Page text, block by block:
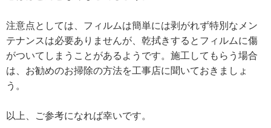
注意点としては、フィルムは簡単には剥がれず特別なメン
テナンスは必要ありませんが、乾拭きするとフィルムに傷
がついてしまうことがあるようです。施工してもらう場合
は、お勧めのお掃除の方法を工事店に聞いておきましょ
う。
以上、ご参考になれば幸いです。